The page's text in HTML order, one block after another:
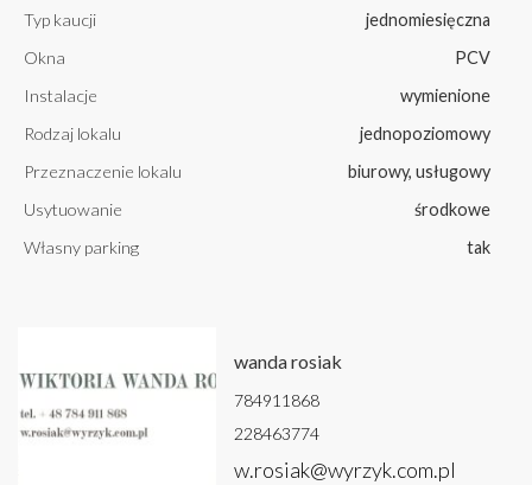
Typ kaucji
jednomiesięczna
Okna
PCV
Instalacje
wymienione
Rodzaj lokalu
jednopoziomowy
Przeznaczenie lokalu
biurowy, usługowy
Usytuowanie
środkowe
Własny parking
tak
wanda rosiak
784911868
228463774
w.rosiak@wyrzyk.com.pl